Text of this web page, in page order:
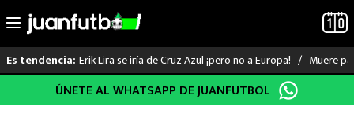
al
Es tendencia: Erik Lira se iría de Cruz Azul ¡pero no a Europa! Muere
LO ÚLTIMOÚNETE AL WHATSAPP DE JUANFUTBOL